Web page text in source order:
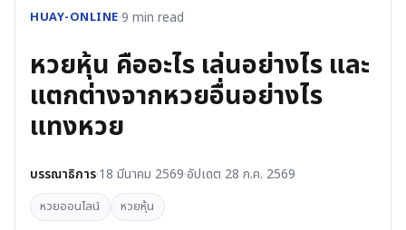
HUAY-ONLINE·9 min read
หวยหุ้น คืออะไร เล่นอย่างไร และ
แตกต่างจากหวยอื่นอย่างไร
แทงหวย
บรรณาธิการ·18 มีนาคม 2569·อัปเดต 28 ก.ค. 2569
หวยออนไลน์ หวยหุ้น